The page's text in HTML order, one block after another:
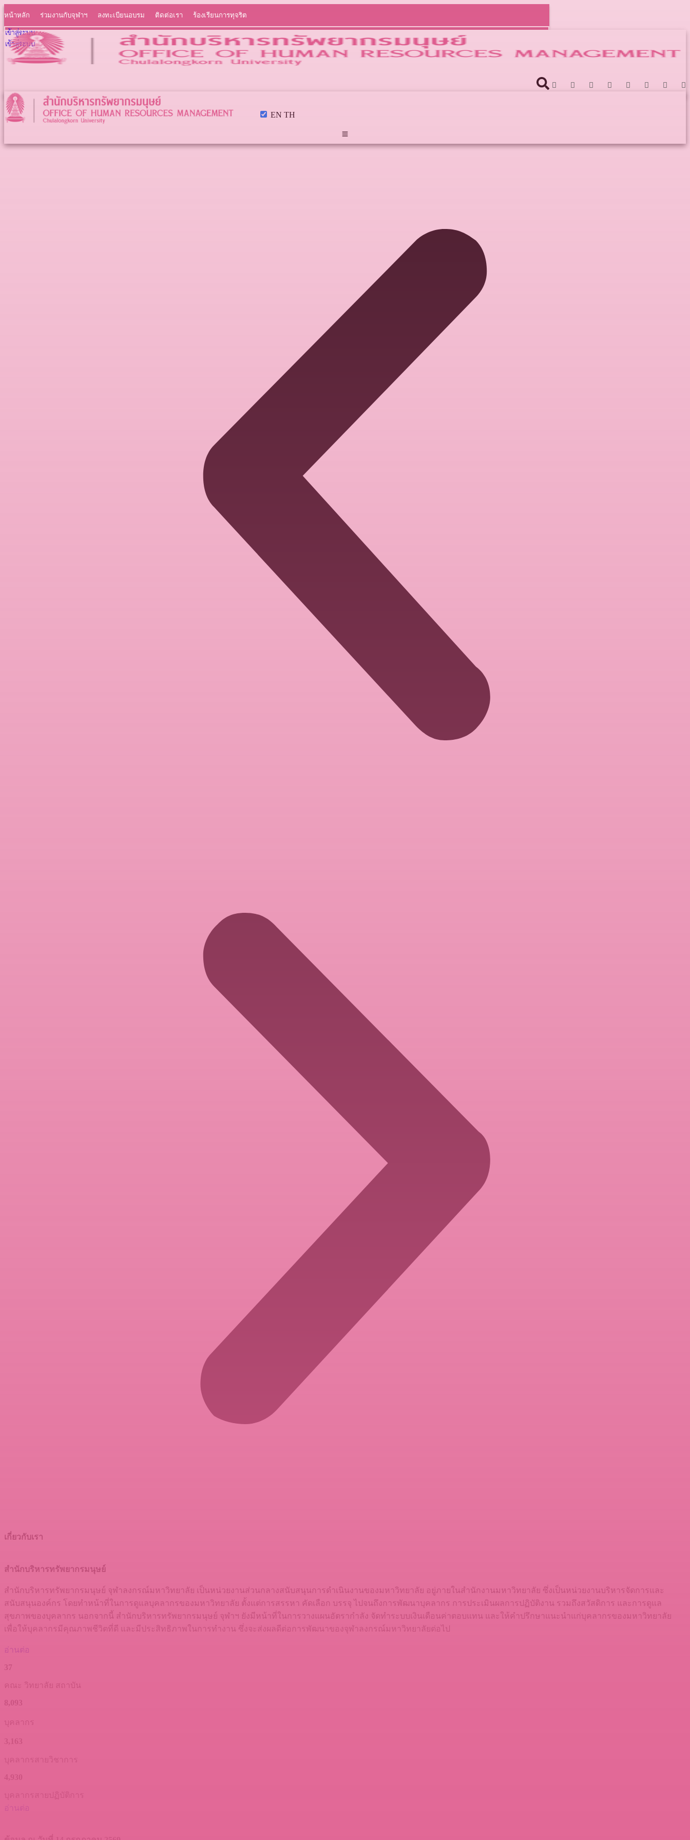
หน้าหลัก ร่วมงานกับจุฬาฯ ลงทะเบียนอบรม ติดต่อเรา ร้องเรียนการทุจริต
เข้าสู่ระบบ
เข้าสู่ระบบ
EN TH
เกี่ยวกับเรา
สำนักบริหารทรัพยากรมนุษย์
สำนักบริหารทรัพยากรมนุษย์ จุฬาลงกรณ์มหาวิทยาลัย เป็นหน่วยงานส่วนกลางสนับสนุนการดำเนินงานของมหาวิทยาลัย อยู่ภายในสำนักงานมหาวิทยาลัย ซึ่งเป็นหน่วยงานบริหารจัดการและ
สนับสนุนองค์กร โดยทำหน้าที่ในการดูแลบุคลากรของมหาวิทยาลัย ตั้งแต่การสรรหา คัดเลือก บรรจุ ไปจนถึงการพัฒนาบุคลากร การประเมินผลการปฏิบัติงาน รวมถึงสวัสดิการ และการดูแล
สุขภาพของบุคลากร นอกจากนี้ สำนักบริหารทรัพยากรมนุษย์ จุฬาฯ ยังมีหน้าที่ในการวางแผนอัตรากำลัง จัดทำระบบเงินเดือนค่าตอบแทน และให้คำปรึกษาแนะนำแก่บุคลากรของมหาวิทยาลัย
เพื่อให้บุคลากรมีคุณภาพชีวิตที่ดี และมีประสิทธิภาพในการทำงาน ซึ่งจะส่งผลดีต่อการพัฒนาของจุฬาลงกรณ์มหาวิทยาลัยต่อไป
อ่านต่อ
37
คณะ วิทยาลัย สถาบัน
8,093